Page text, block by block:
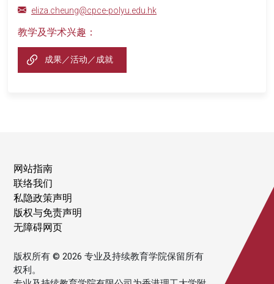
eliza.cheung@cpce-polyu.edu.hk
教学及学术兴趣：
成果／活动／成就
网站指南
联络我们
私隐政策声明
版权与免责声明
无障碍网页
版权所有 © 2026 专业及持续教育学院保留所有
权利。